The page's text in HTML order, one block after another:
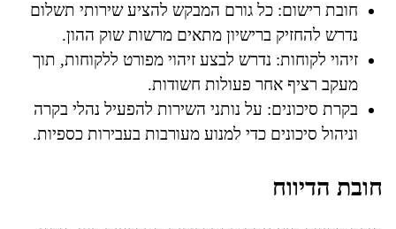
חובת רישום: כל גורם המבקש להציע שירותי תשלום
נדרש להחזיק ברישיון מתאים מרשות שוק ההון.
זיהוי לקוחות: נדרש לבצע זיהוי מפורט ללקוחות, תוך
מעקב רציף אחר פעולות חשודות.
בקרת סיכונים: על נותני השירות להפעיל נהלי בקרה
וניהול סיכונים כדי למנוע מעורבות בעבירות כספיות.
חובת הדיווח